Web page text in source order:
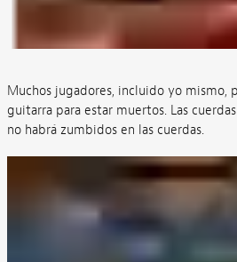
Muchos jugadores, incluido yo mismo,
guitarra para estar muertos. Las
no habrá zumbidos en las cuerdas.